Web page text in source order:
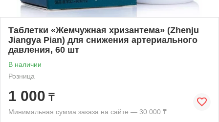
Таблетки «Жемчужная хризантема» (Zhenju
Jiangya Pian) для снижения артериального
давления, 60 шт
В наличии
Розница
1 000 ₸
Минимальная сумма заказа на сайте — 30 000 ₸